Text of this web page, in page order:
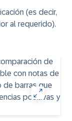
(es decir,
al requerido).